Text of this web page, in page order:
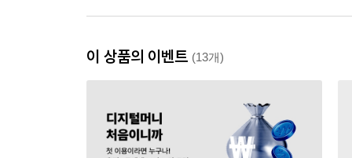
이 상품의 이벤트 (13개)